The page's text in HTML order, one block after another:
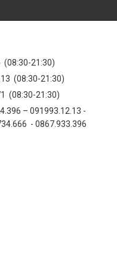
(08:30-21:30)
(08:30-21:30)
(08:30-21:30)
– 091993.12.13 -
- 0867.933.396